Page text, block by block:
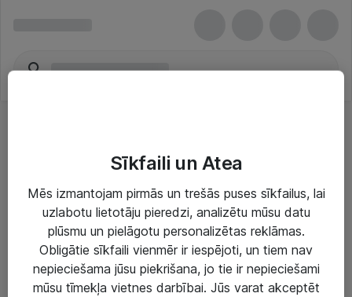
Risinājumi & Pakalpojumi
IT serviss un atbalsts
IT infrastruktūra
Sīkfaili un Atea
Mēs izmantojam pirmās un trešās puses sīkfailus, lai
uzlabotu lietotāju pieredzi, analizētu mūsu datu
plūsmu un pielāgotu personalizētas reklāmas.
Obligātie sīkfaili vienmēr ir iespējoti, un tiem nav
nepieciešama jūsu piekrišana, jo tie ir nepieciešami
mūsu tīmekļa vietnes darbībai. Jūs varat akceptēt